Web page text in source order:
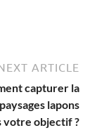
ARTICLE
capturer la
lapons
votre objectif ?